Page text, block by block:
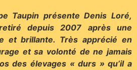
Taupin présente Denis Loré,
depuis 2007 après une
et brillante. Très apprécié en
et sa volonté de ne jamais
des élevages « durs » qu’il a